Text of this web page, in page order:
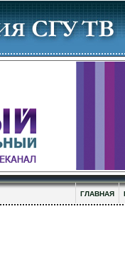
ГЛАВНАЯ